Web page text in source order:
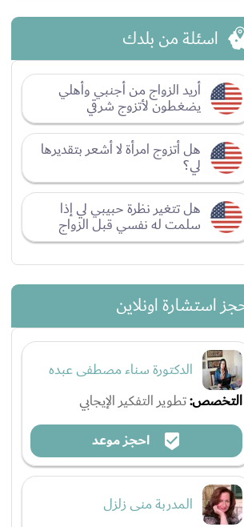
اسئلة من بلدك
أريد الزواج من أجنبي وأهلي
يضغطون لأتزوج شرقي
هل أتزوج امرأة لا أشعر بتقديرها
لي؟
هل تتغير نظرة حبيبي لي إذا
سلمت له نفسي قبل الزواج
استشارة اونلاين
الدكتورة سناء مصطفى عبده
التخصص:تطوير التفكير الإيجابي
احجز موعد
المدربة منى زلزل